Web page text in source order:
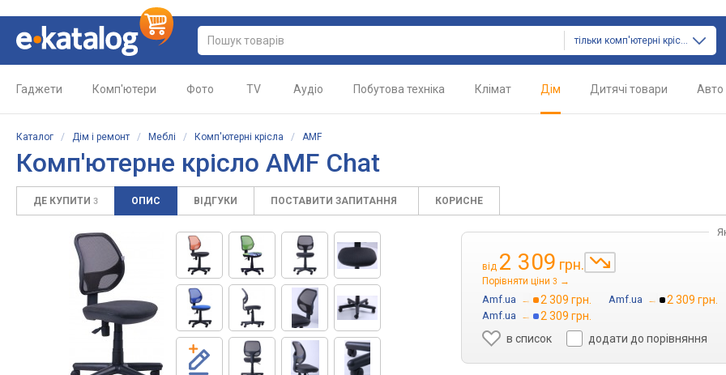
тільки комп'ютерні крісла
Гаджети Комп'ютери Фото TV Аудіо Побутова техніка Клімат Дім Дитячі товари Авто
Каталог / Дім і ремонт / Меблі / Комп'ютерні крісла / AMF
Комп'ютерне крісло AMF Chat
ДЕ КУПИТИ 3 ОПИС ВІДГУКИ ПОСТАВИТИ ЗАПИТАННЯ КОРИСНЕ
від 2 309 грн.
Порівняти ціни 3 →
Amf.ua → 2 309 грн. Amf.ua → 2 309 грн.
Amf.ua →
2 309 грн.
в список
додати до порівняння